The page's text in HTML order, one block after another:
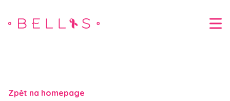
Zpět na homepage